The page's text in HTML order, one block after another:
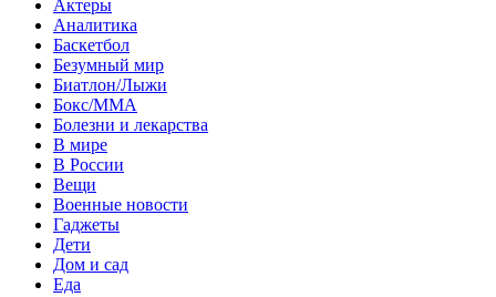
Актеры
Аналитика
Баскетбол
Безумный мир
Биатлон/Лыжи
Бокс/MMA
Болезни и лекарства
В мире
В России
Вещи
Военные новости
Гаджеты
Дети
Дом и сад
Еда